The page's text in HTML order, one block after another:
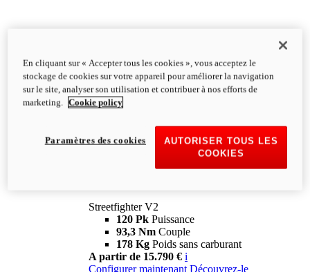
Streetfighter V2
120 Pk Puissance
93,3 Nm Couple
178 Kg Poids sans carburant
A partir de 15.790 € i
Configurer maintenant Découvrez-le
En cliquant sur « Accepter tous les cookies », vous acceptez le
stockage de cookies sur votre appareil pour améliorer la navigation
sur le site, analyser son utilisation et contribuer à nos efforts de
marketing.
Cookie policy
AUTORISER TOUS LES
COOKIES
Paramètres des cookies